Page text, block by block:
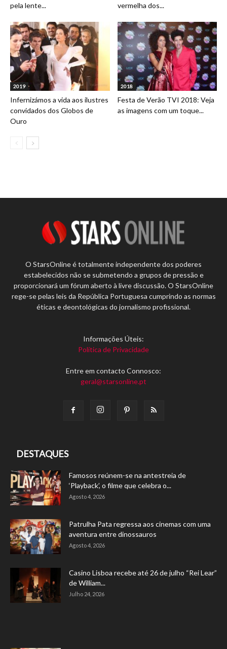
pela lente...
vermelha dos...
2019
Infernizámos a vida aos ilustres
convidados dos Globos de
Ouro
2018
Festa de Verão TVI 2018: Veja
as imagens com um toque...
O StarsOnline é totalmente independente dos poderes
estabelecidos não se submetendo a grupos de pressão e
proporcionará um fórum aberto à livre discussão. O StarsOnline
rege-se pelas leis da República Portuguesa cumprindo as normas
éticas e deontológicas do jornalismo profissional.
Informações Úteis:
Política de Privacidade
Entre em contacto Connosco:
geral@starsonline.pt
DESTAQUES
Famosos reúnem-se na antestreia de
‘Playback’, o filme que celebra o...
Agosto 4, 2026
Patrulha Pata regressa aos cinemas com uma
aventura entre dinossauros
Agosto 4, 2026
Casino Lisboa recebe até 26 de julho “Rei Lear”
de William...
Julho 24, 2026